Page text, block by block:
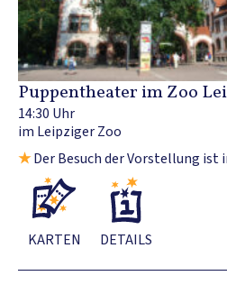
Puppentheater im Zoo
14:30 Uhr
im Leipziger Zoo
★Der Besuch der Vorstellung
KARTEN DETAILS